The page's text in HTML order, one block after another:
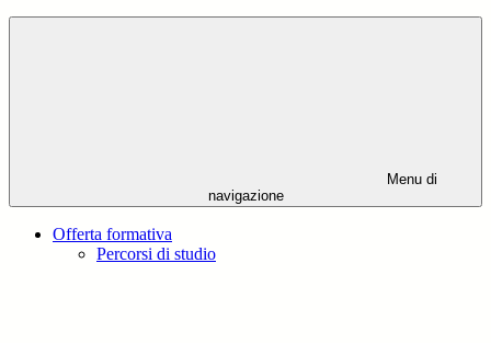
Menu di
navigazione
Offerta formativa
Percorsi di studio